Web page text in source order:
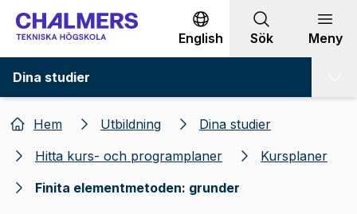
Gå till innehållet
English Sök Meny
Dina studier
Hem Utbildning
Dina studier
Hitta kurs- och programplaner
Kursplaner
Finita elementmetoden: grunder